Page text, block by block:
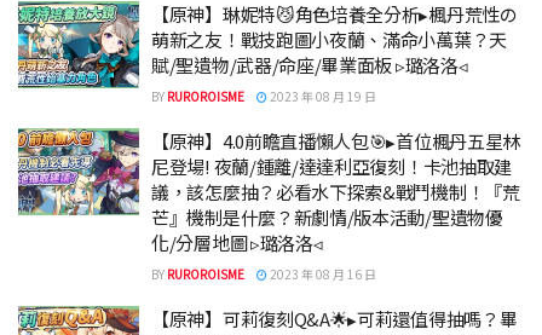
【原神】琳妮特😼角色培養全分析▸楓丹荒性の
萌新之友！戰技跑圖小夜蘭、滿命小萬葉？天
賦/聖遺物/武器/命座/畢業面板 ▹璐洛洛◃
BY RUROROISME 2023 年 08 月 19 日
【原神】4.0前瞻直播懶人包🎯▸首位楓丹五星林
尼登場! 夜蘭/鍾離/達達利亞復刻！卡池抽取建
議，該怎麼抽？必看水下探索&戰鬥機制！『荒
芒』機制是什麼？新劇情/版本活動/聖遺物優
化/分層地圖 ▹璐洛洛◃
BY RUROROISME 2023 年 08 月 16 日
【原神】可莉復刻Q&A🌟▸可莉還值得抽嗎？畢